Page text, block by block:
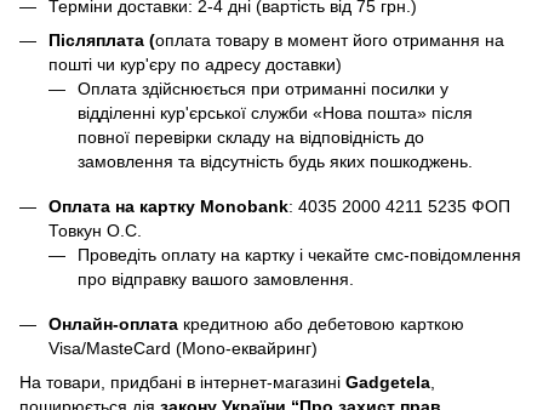
Терміни доставки: 2-4 дні (вартість від 75 грн.)
Післяплата (оплата товару в момент його отримання на
пошті чи кур'єру по адресу доставки)
Оплата здійснюється при отриманні посилки у
відділенні кур'єрської служби «Нова пошта» після
повної перевірки складу на відповідність до
замовлення та відсутність будь яких пошкоджень.
Оплата на картку Monobank: 4035 2000 4211 5235 ФОП
Товкун О.С.
Проведіть оплату на картку і чекайте смс-повідомлення
про відправку вашого замовлення.
Онлайн-оплата кредитною або дебетовою карткою
Visa/MasteCard (Mono-еквайринг)
На товари, придбані в інтернет-магазині Gadgetela